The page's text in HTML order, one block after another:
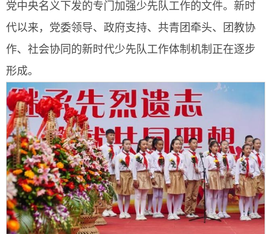
党中央名义下发的专门加强少先队工作的文件。新时
代以来，党委领导、政府支持、共青团牵头、团教协
作、社会协同的新时代少先队工作体制机制正在逐步
形成。